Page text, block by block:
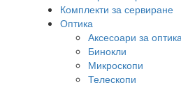
Комплекти за сервиране
Оптика
Аксесоари за
Бинокли
Микроскопи
Телескопи